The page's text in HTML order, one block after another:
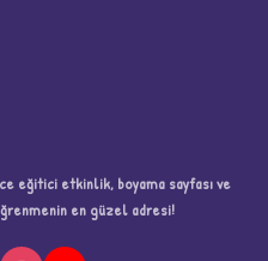
eğitici etkinlik, boyama sayfası ve
en güzel adresi!